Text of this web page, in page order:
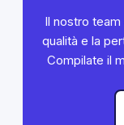
Il nostro team
qualità e la
Compilate il